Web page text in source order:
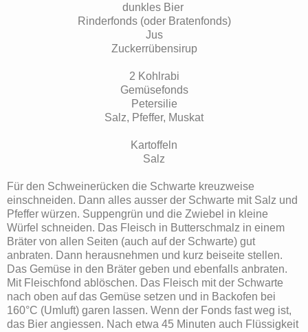
dunkles Bier
Rinderfonds (oder Bratenfonds)
Jus
Zuckerrübensirup
2 Kohlrabi
Gemüsefonds
Petersilie
Salz, Pfeffer, Muskat
Kartoffeln
Salz
Für den Schweinerücken die Schwarte kreuzweise
einschneiden. Dann alles ausser der Schwarte mit Salz und
Pfeffer würzen. Suppengrün und die Zwiebel in kleine
Würfel schneiden. Das Fleisch in Butterschmalz in einem
Bräter von allen Seiten (auch auf der Schwarte) gut
anbraten. Dann herausnehmen und kurz beiseite stellen.
Das Gemüse in den Bräter geben und ebenfalls anbraten.
Mit Fleischfond ablöschen. Das Fleisch mit der Schwarte
nach oben auf das Gemüse setzen und in Backofen bei
160°C (Umluft) garen lassen. Wenn der Fonds fast weg ist,
das Bier angiessen. Nach etwa 45 Minuten auch Flüssigkeit